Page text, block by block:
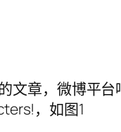
章，微博平
，如图1